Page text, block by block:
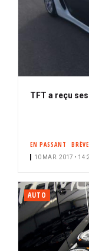
TFT a reçu
EN PASSANT BRÈVE
10 MAR. 2017 •
AUTO